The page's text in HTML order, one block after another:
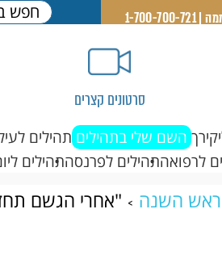
סרטונים קצרים
השם שלי בתהילים תהילים
לרפואהתהילים לפרנסהתהילים
ראש השנה
"אחרי הגשם
השואה?